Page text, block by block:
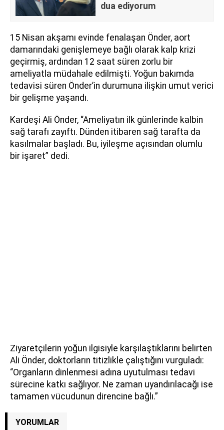
dua ediyorum
15 Nisan akşamı evinde fenalaşan Önder, aort
damarındaki genişlemeye bağlı olarak kalp krizi
geçirmiş, ardından 12 saat süren zorlu bir
ameliyatla müdahale edilmişti. Yoğun bakımda
tedavisi süren Önder’in durumuna ilişkin umut verici
bir gelişme yaşandı.
Kardeşi Ali Önder, “Ameliyatın ilk günlerinde kalbin
sağ tarafı zayıftı. Dünden itibaren sağ tarafta da
kasılmalar başladı. Bu, iyileşme açısından olumlu
bir işaret” dedi.
Ziyaretçilerin yoğun ilgisiyle karşılaştıklarını belirten
Ali Önder, doktorların titizlikle çalıştığını vurguladı:
“Organların dinlenmesi adına uyutulması tedavi
sürecine katkı sağlıyor. Ne zaman uyandırılacağı ise
tamamen vücudunun direncine bağlı.”
YORUMLAR